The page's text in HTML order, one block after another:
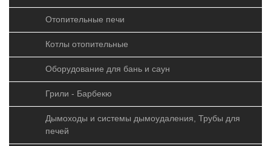
Отопительные печи
Котлы отопительные
Оборудование для бань и саун
Грили - Барбекю
Дымоходы и системы дымоудаления, Трубы для
печей